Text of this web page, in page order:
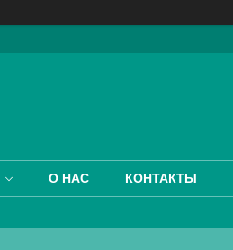
О НАС КОНТАКТЫ